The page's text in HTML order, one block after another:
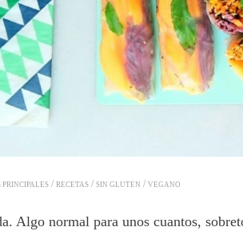
PRINCIPALES / RECETAS / SIN GLUTEN / VEGANO
Algo normal para unos cuantos,